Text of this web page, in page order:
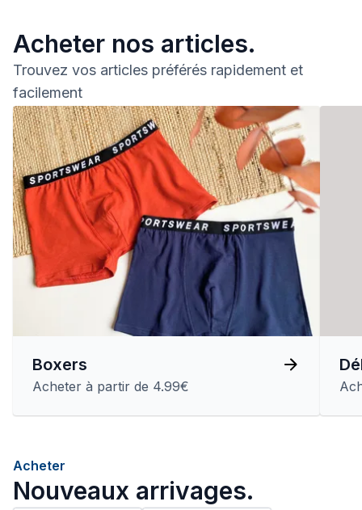
Nos sous-vêtements
Acheter nos articles.
Trouvez vos articles préférés rapidement et
facilement
Boxers
Acheter à partir de 4.99€
Acheter
Nouveaux arrivages.